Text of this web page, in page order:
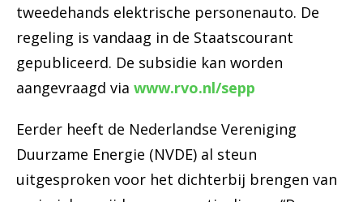
tweedehands elektrische personenauto. De
regeling is vandaag in de Staatscourant
gepubliceerd. De subsidie kan worden
aangevraagd via www.rvo.nl/sepp
Eerder heeft de Nederlandse Vereniging
Duurzame Energie (NVDE) al steun
uitgesproken voor het dichterbij brengen van